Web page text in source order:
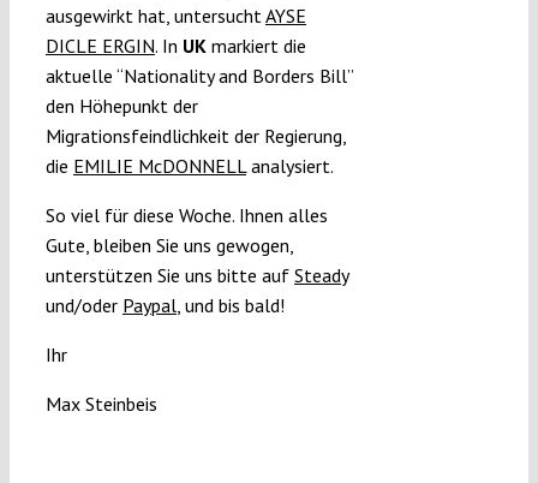
ausgewirkt hat, untersuchtAYSE
DICLE ERGIN. In UKmarkiert die
aktuelle “Nationality and Borders Bill”
den Höhepunkt der
Migrationsfeindlichkeit der Regierung,
die EMILIE McDONNELLanalysiert.
So viel für diese Woche. Ihnen alles
Gute, bleiben Sie uns gewogen,
unterstützen Sie uns bitte auf Steady
und/oder Paypal, und bis bald!
Ihr
Max Steinbeis